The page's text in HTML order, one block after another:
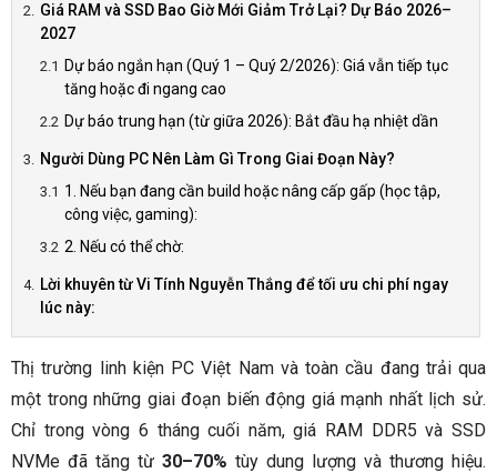
Giá RAM và SSD Bao Giờ Mới Giảm Trở Lại? Dự Báo 2026–
2027
Dự báo ngắn hạn (Quý 1 – Quý 2/2026): Giá vẫn tiếp tục
tăng hoặc đi ngang cao
Dự báo trung hạn (từ giữa 2026): Bắt đầu hạ nhiệt dần
Người Dùng PC Nên Làm Gì Trong Giai Đoạn Này?
1. Nếu bạn đang cần build hoặc nâng cấp gấp (học tập,
công việc, gaming):
2. Nếu có thể chờ:
Lời khuyên từ Vi Tính Nguyễn Thắng để tối ưu chi phí ngay
lúc này:
Thị trường linh kiện PC Việt Nam và toàn cầu đang trải qua
một trong những giai đoạn biến động giá mạnh nhất lịch sử.
Chỉ trong vòng 6 tháng cuối năm, giá RAM DDR5 và SSD
NVMe đã tăng từ 30–70% tùy dung lượng và thương hiệu.